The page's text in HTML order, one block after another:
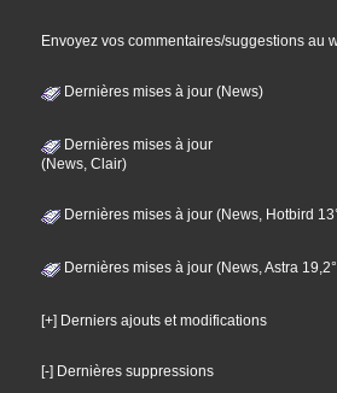
Envoyez vos commentaires/suggestions au
Dernières mises à jour (News)
Dernières mises à jour
(News, Clair)
Dernières mises à jour (News, Hotbird
Dernières mises à jour (News, Astra
[+] Derniers ajouts et modifications
[-] Dernières suppressions